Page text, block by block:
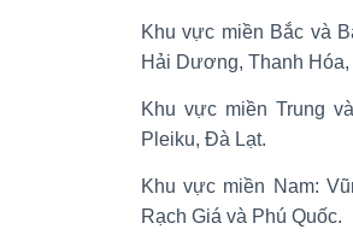
Khu vực miền Bắc và
Hải Dương, Thanh
Khu vực miền Trung
Pleiku, Đà Lạt.
Khu vực miền Nam:
Rạch Giá và Phú Quốc.